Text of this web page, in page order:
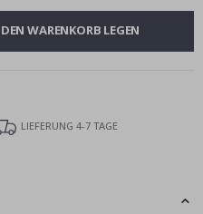
WARENKORB LEGEN
LIEFERUNG 4-7 TAGE